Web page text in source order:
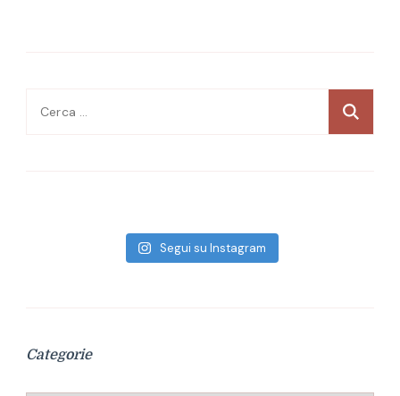
Ricerca
Segui su Instagram
Categorie